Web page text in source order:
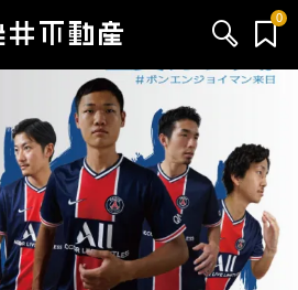
0
お問い合わせ